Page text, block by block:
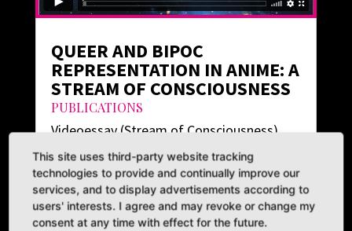
QUEER AND BIPOC
REPRESENTATION IN ANIME: A
STREAM OF CONSCIOUSNESS
PUBLICATIONS
Videoessay (Stream of Consciousness)
Queer and BIPOC Representation in
AnimeDie meisten Menschen, die mich
kennen, haben genauso sehr Probleme
meine Interessen einzuordnen wie die
Algorithmen auf den gängigen
This site uses third-party website tracking
technologies to provide and continually improve our
services, and to display advertisements according to
users' interests. I agree and may revoke or change my
consent at any time with effect for the future.